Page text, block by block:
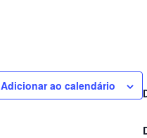
Adicionar ao calendário